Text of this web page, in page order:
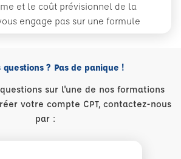
et le coût prévisionnel de la
engage pas sur une formule
questions ? Pas de panique !
sur l'une de nos formations
votre compte CPT, contactez-nous
par :